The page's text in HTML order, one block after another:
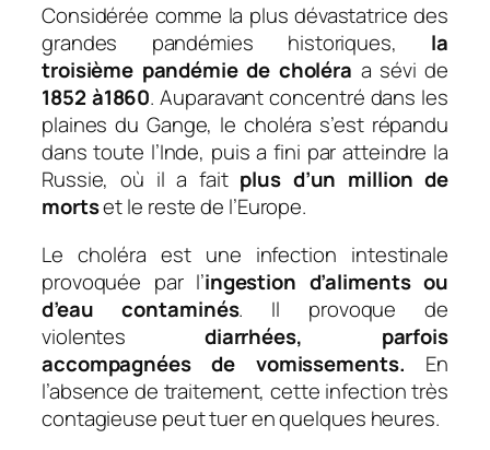
Considérée comme la plus dévastatrice des
grandes pandémies historiques, la
troisième pandémie de choléra a sévi de
1852 à1860. Auparavant concentré dans les
plaines du Gange, le choléra s’est répandu
dans toute l’Inde, puis a fini par atteindre la
Russie, où il a fait plus d’un million de
mortset le reste de l’Europe.
Le choléra est une infection intestinale
provoquée par l’ingestion d’aliments ou
d’eau contaminés. Il provoque de
violentes diarrhées, parfois
accompagnées de vomissements. En
l’absence de traitement, cette infection très
contagieuse peut tuer en quelques heures.